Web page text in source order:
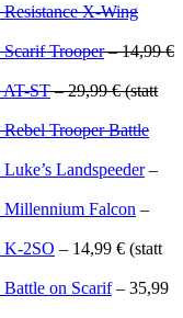
Resistance X-Wing
Scarif Trooper– 14,99 €
AT-ST– 29,99 € (statt
Rebel Trooper Battle
Landspeeder–
Millennium Falcon –
K-2SO – 14,99 € (statt
Battle on Scarif– 35,99